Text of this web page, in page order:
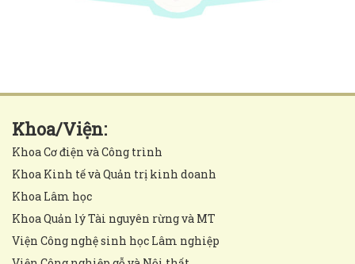
Khoa/Viện:
Khoa Cơ điện và Công trình
Khoa Kinh tế và Quản trị kinh doanh
Khoa Lâm học
Khoa Quản lý Tài nguyên rừng và MT
Viện Công nghệ sinh học Lâm nghiệp